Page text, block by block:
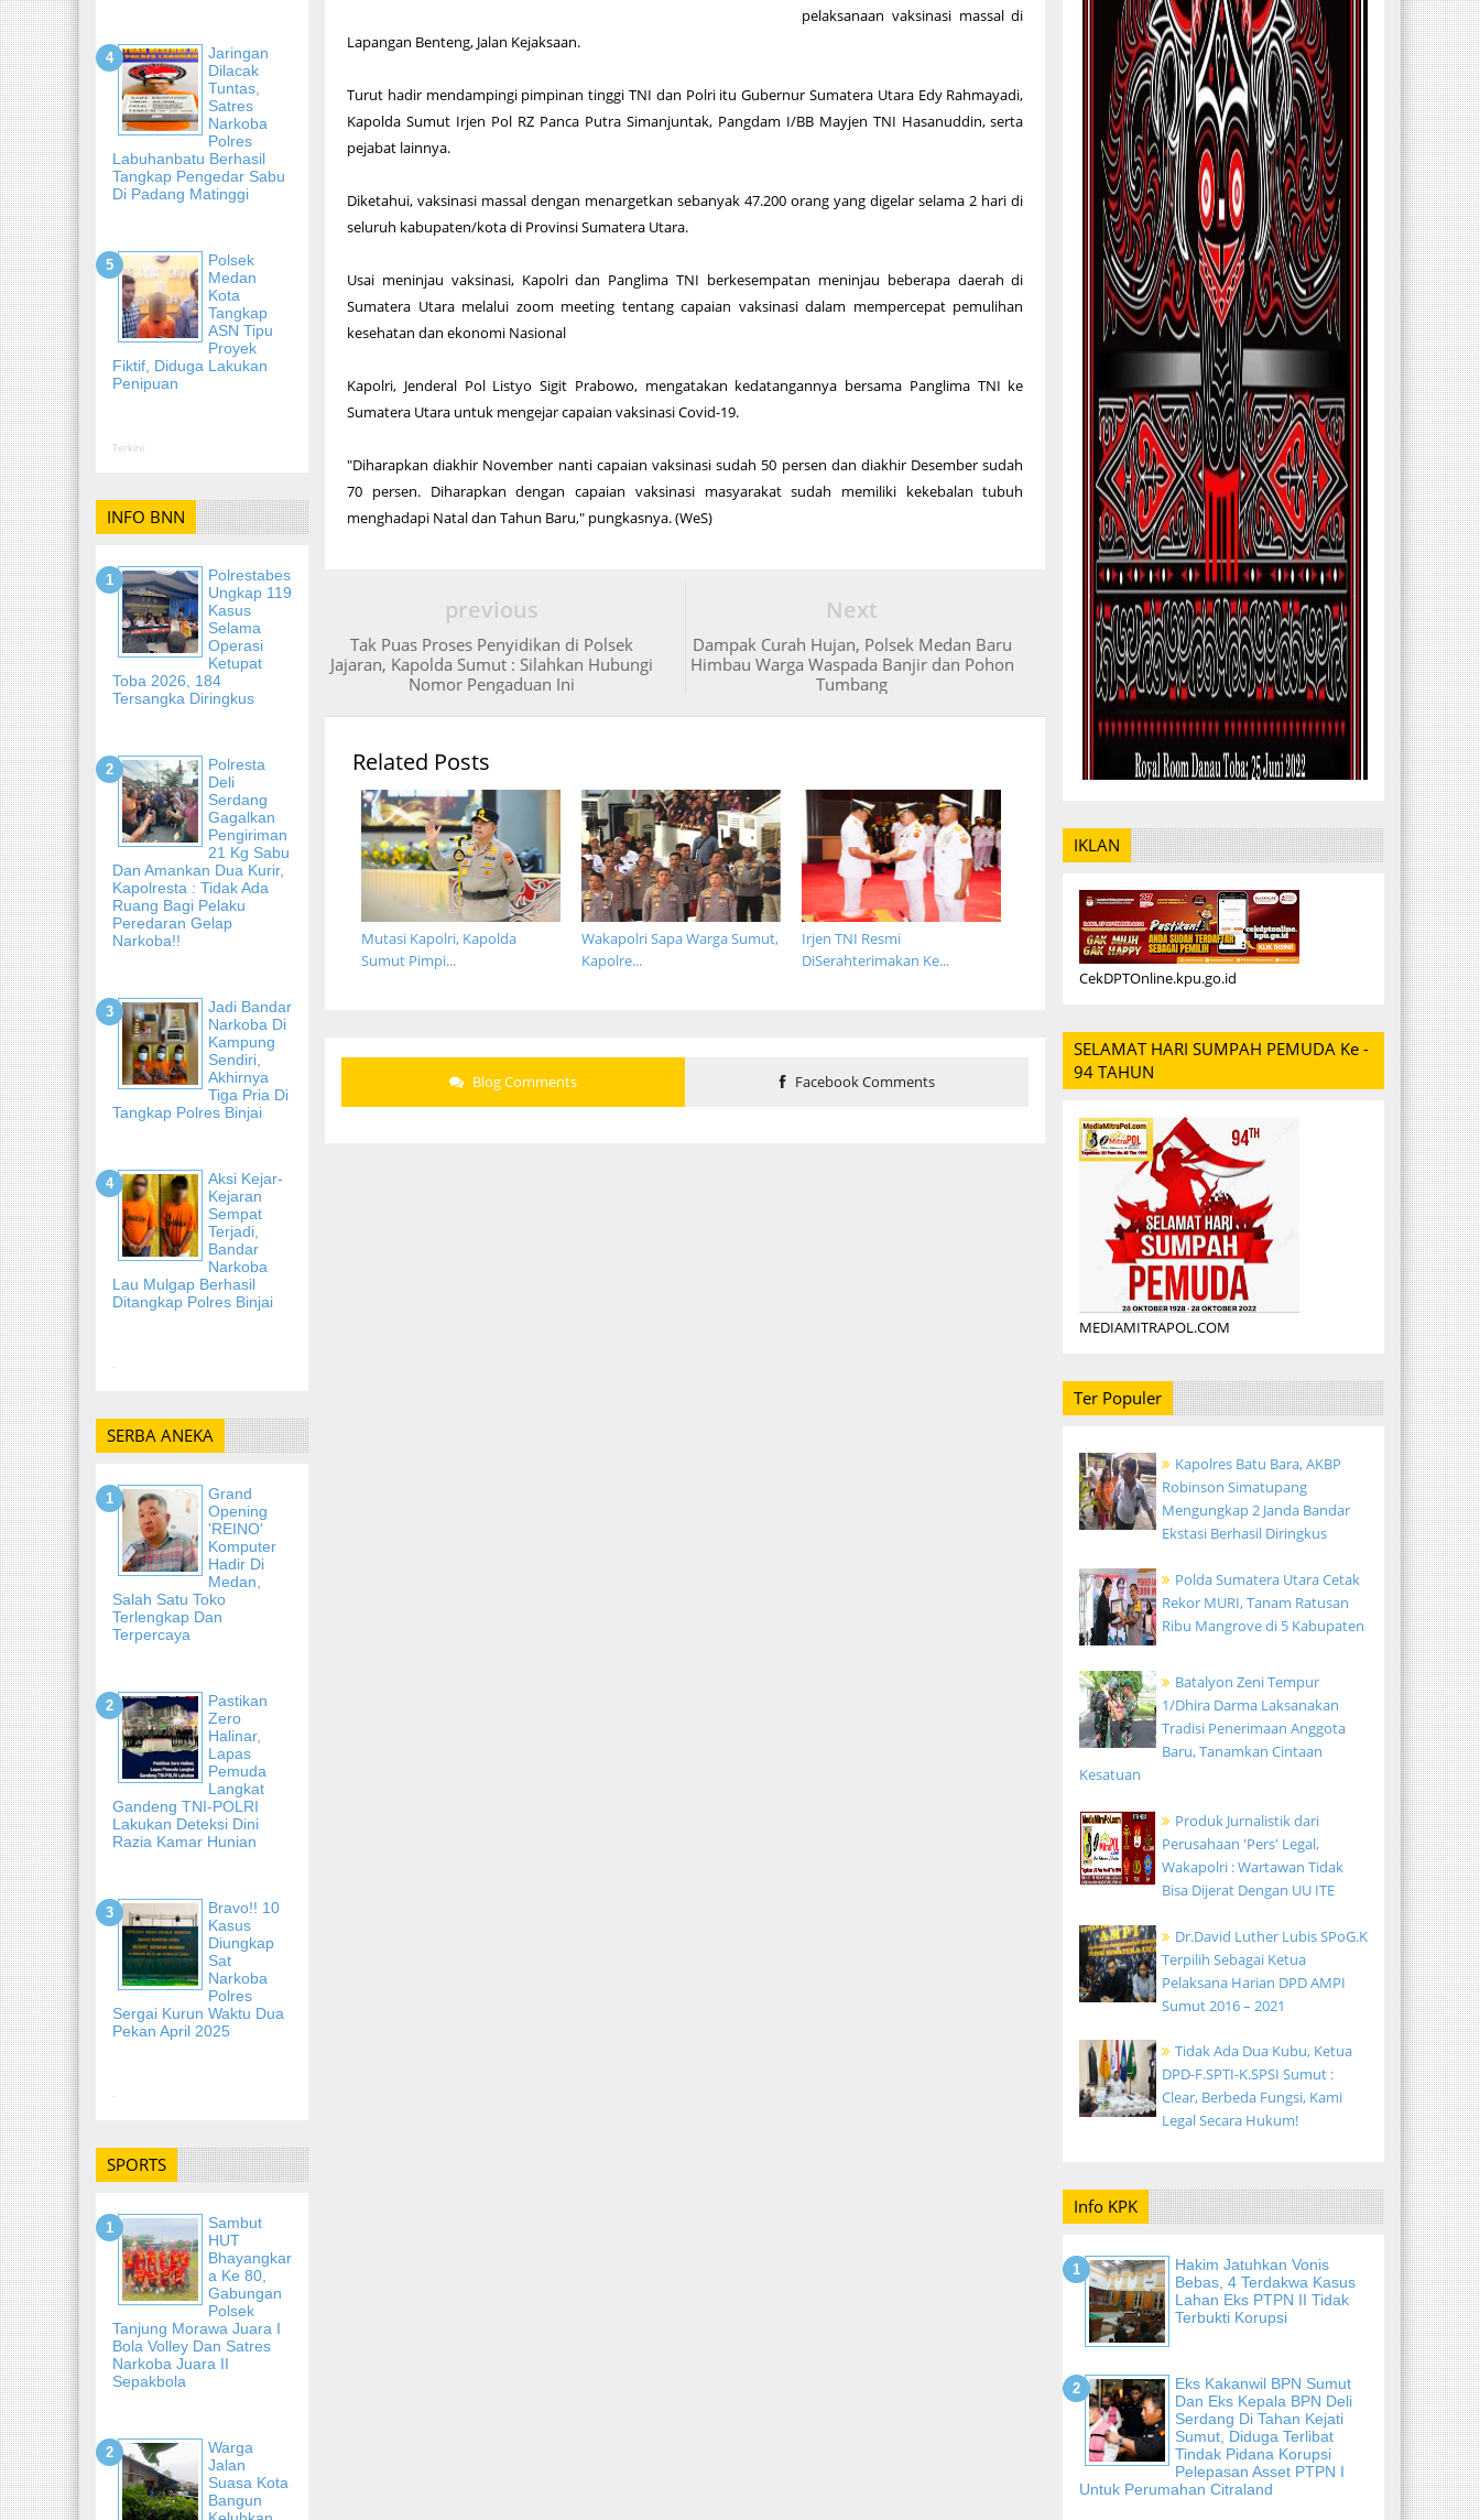
Jaringan
Dilacak
Tuntas,
Satres
Narkoba
Polres
Labuhanbatu Berhasil
Tangkap Pengedar Sabu
Di Padang Matinggi
Polsek
Medan
Kota
Tangkap
ASN Tipu
Proyek
Fiktif, Diduga Lakukan
Penipuan
Terkini
INFO BNN
Polrestabes
Ungkap 119
Kasus
Selama
Operasi
Ketupat
Toba 2026, 184
Tersangka Diringkus
Polresta
Deli
Serdang
Gagalkan
Pengiriman
21 Kg Sabu
Dan Amankan Dua Kurir,
Kapolresta : Tidak Ada
Ruang Bagi Pelaku
Peredaran Gelap
Narkoba!!
Jadi Bandar
Narkoba Di
Kampung
Sendiri,
Akhirnya
Tiga Pria Di
Tangkap Polres Binjai
Aksi Kejar-
Kejaran
Sempat
Terjadi,
Bandar
Narkoba
Lau Mulgap Berhasil
Ditangkap Polres Binjai
-
SERBA ANEKA
Grand
Opening
'REINO'
Komputer
Hadir Di
Medan,
Salah Satu Toko
Terlengkap Dan
Terpercaya
Pastikan
Zero
Halinar,
Lapas
Pemuda
Langkat
Gandeng TNI-POLRI
Lakukan Deteksi Dini
Razia Kamar Hunian
Bravo!! 10
Kasus
Diungkap
Sat
Narkoba
Polres
Sergai Kurun Waktu Dua
Pekan April 2025
-
SPORTS
Sambut
HUT
Bhayangkar
A Ke 80,
Gabungan
Polsek
Tanjung Morawa Juara I
Bola Volley Dan Satres
Narkoba Juara II
Sepakbola
Warga
Jalan
Suasa Kota
Bangun
pelaksanaan vaksinasi massal di
Lapangan Benteng, Jalan Kejaksaan.
Turut hadir mendampingi pimpinan tinggi TNI dan Polri itu Gubernur Sumatera Utara Edy Rahmayadi,
Kapolda Sumut Irjen Pol RZ Panca Putra Simanjuntak, Pangdam I/BB Mayjen TNI Hasanuddin, serta
pejabat lainnya.
Diketahui, vaksinasi massal dengan menargetkan sebanyak 47.200 orang yang digelar selama 2 hari di
seluruh kabupaten/kota di Provinsi Sumatera Utara.
Usai meninjau vaksinasi, Kapolri dan Panglima TNI berkesempatan meninjau beberapa daerah di
Sumatera Utara melalui zoom meeting tentang capaian vaksinasi dalam mempercepat pemulihan
kesehatan dan ekonomi Nasional
Kapolri, Jenderal Pol Listyo Sigit Prabowo, mengatakan kedatangannya bersama Panglima TNI ke
Sumatera Utara untuk mengejar capaian vaksinasi Covid-19.
"Diharapkan diakhir November nanti capaian vaksinasi sudah 50 persen dan diakhir Desember sudah
70 persen. Diharapkan dengan capaian vaksinasi masyarakat sudah memiliki kekebalan tubuh
menghadapi Natal dan Tahun Baru," pungkasnya. (WeS)
Next
Dampak Curah Hujan, Polsek Medan Baru
Himbau Warga Waspada Banjir dan Pohon
Tumbang
previous
Tak Puas Proses Penyidikan di Polsek
Jajaran, Kapolda Sumut : Silahkan Hubungi
Nomor Pengaduan Ini
Related Posts
Irjen TNI Resmi
DiSerahterimakan Ke...
Wakapolri Sapa Warga Sumut,
Kapolre...
Mutasi Kapolri, Kapolda
Sumut Pimpi...
Blog Comments Facebook Comments
IKLAN
CekDPTOnline.kpu.go.id
SELAMAT HARI SUMPAH PEMUDA Ke -
94 TAHUN
MEDIAMITRAPOL.COM
Ter Populer
Kapolres Batu Bara, AKBP
Robinson Simatupang
Mengungkap 2 Janda Bandar
Ekstasi Berhasil Diringkus
Polda Sumatera Utara Cetak
Rekor MURI, Tanam Ratusan
Ribu Mangrove di 5 Kabupaten
Batalyon Zeni Tempur
1/Dhira Darma Laksanakan
Tradisi Penerimaan Anggota
Baru, Tanamkan Cintaan
Kesatuan
Produk Jurnalistik dari
Perusahaan 'Pers' Legal,
Wakapolri : Wartawan Tidak
Bisa Dijerat Dengan UU ITE
Dr.David Luther Lubis SPoG.K
Terpilih Sebagai Ketua
Pelaksana Harian DPD AMPI
Sumut 2016 – 2021
Tidak Ada Dua Kubu, Ketua
DPD-F.SPTI-K.SPSI Sumut :
Clear, Berbeda Fungsi, Kami
Legal Secara Hukum!
Info KPK
Hakim Jatuhkan Vonis
Bebas, 4 Terdakwa Kasus
Lahan Eks PTPN II Tidak
Terbukti Korupsi
Eks Kakanwil BPN Sumut
Dan Eks Kepala BPN Deli
Serdang Di Tahan Kejati
Sumut, Diduga Terlibat
Tindak Pidana Korupsi
Pelepasan Asset PTPN I
Untuk Perumahan Citraland